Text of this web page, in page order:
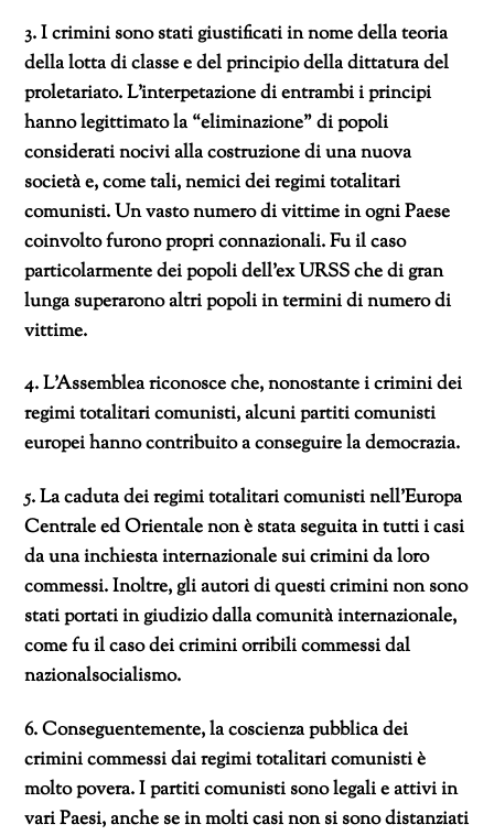
3. I crimini sono stati giustificati in nome della teoria
della lotta di classe e del principio della dittatura del
proletariato. L’interpetazione di entrambi i principi
hanno legittimato la “eliminazione” di popoli
considerati nocivi alla costruzione di una nuova
società e, come tali, nemici dei regimi totalitari
comunisti. Un vasto numero di vittime in ogni Paese
coinvolto furono propri connazionali. Fu il caso
particolarmente dei popoli dell’ex URSS che di gran
lunga superarono altri popoli in termini di numero di
vittime.
4. L’Assemblea riconosce che, nonostante i crimini dei
regimi totalitari comunisti, alcuni partiti comunisti
europei hanno contribuito a conseguire la democrazia.
5. La caduta dei regimi totalitari comunisti nell’Europa
Centrale ed Orientale non è stata seguita in tutti i casi
da una inchiesta internazionale sui crimini da loro
commessi. Inoltre, gli autori di questi crimini non sono
stati portati in giudizio dalla comunità internazionale,
come fu il caso dei crimini orribili commessi dal
nazionalsocialismo.
6. Conseguentemente, la coscienza pubblica dei
crimini commessi dai regimi totalitari comunisti è
molto povera. I partiti comunisti sono legali e attivi in
vari Paesi, anche se in molti casi non si sono distanziati